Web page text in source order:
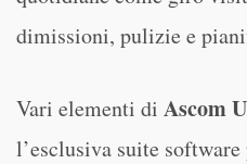
dimissioni, pulizie e
Vari elementi di Ascom
l’esclusiva suite